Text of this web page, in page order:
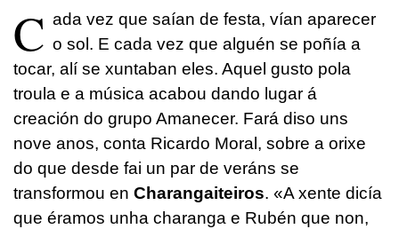
C ada vez que saían de festa, vían aparecer
o sol. E cada vez que alguén se poñía a
tocar, alí se xuntaban eles. Aquel gusto pola
troula e a música acabou dando lugar á
creación do grupo Amanecer. Fará diso uns
nove anos, conta Ricardo Moral, sobre a orixe
do que desde fai un par de veráns se
transformou en Charangaiteiros. «A xente dicía
que éramos unha charanga e Rubén que non,